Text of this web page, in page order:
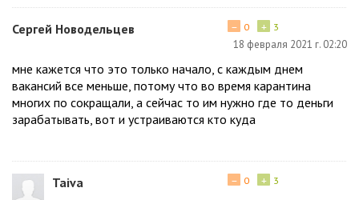
Сергей Новодельцев + 3
− 0
18 февраля 2021 г. 02:20
мне кажется что это только начало, с каждым днем
вакансий все меньше, потому что во время карантина
многих по сокращали, а сейчас то им нужно где то деньги
зарабатывать, вот и устраиваются кто куда
Taiva + 3
− 0